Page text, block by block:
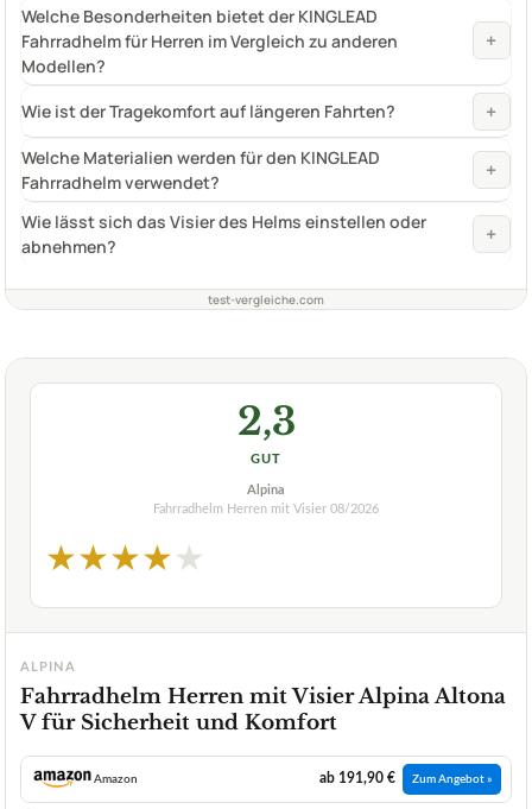
Welche Besonderheiten bietet der KINGLEAD
Fahrradhelm für Herren im Vergleich zu anderen
Modellen?
+
Wie ist der Tragekomfort auf längeren Fahrten? +
Welche Materialien werden für den KINGLEAD
Fahrradhelm verwendet?
+
Wie lässt sich das Visier des Helms einstellen oder
abnehmen?
+
test-vergleiche.com
2,3
GUT
Alpina
Fahrradhelm Herren mit Visier 08/2026
★★★★★
ALPINA
Fahrradhelm Herren mit Visier Alpina Altona
V für Sicherheit und Komfort
Amazon ab 191,90 € Zum Angebot »